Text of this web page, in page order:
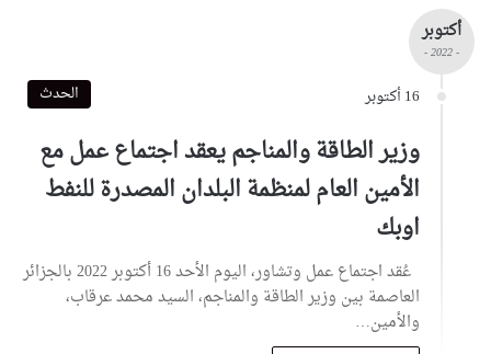
أكتوبر
- 2022 -
16 أكتوبر الحدث
وزير الطاقة والمناجم يعقد اجتماع عمل مع
الأمين العام لمنظمة البلدان المصدرة للنفط
اوبك
عُقد اجتماع عمل وتشاور، اليوم الأحد 16 أكتوبر 2022 بالجزائر
العاصمة بين وزير الطاقة والمناجم، السيد محمد عرقاب،
والأمين…